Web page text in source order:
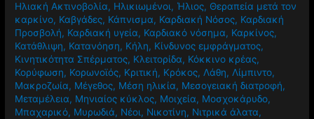
Ηλιακή Ακτινοβολία, Ηλικιωμένοι, Ήλιος, Θεραπεία μετά τον
καρκίνο, Καβγάδες, Κάπνισμα, Καρδιακή Νόσος, Καρδιακή
Προσβολή, Καρδιακή υγεία, Καρδιακό νόσημα, Καρκίνος,
Κατάθλιψη, Κατανόηση, Κήλη, Κίνδυνος εμφράγματος,
Κινητικότητα Σπέρματος, Κλειτορίδα, Κόκκινο κρέας,
Κορύφωση, Κορωνοϊός, Κριτική, Κρόκος,Λάθη,Λίμπιντο,
Μακροζωία, Μέγεθος, Μέση ηλικία, Μεσογειακή διατροφή,
Μεταμέλεια, Μηνιαίος κύκλος, Μοιχεία, Μοσχοκάρυδο,
Μπαχαρικό, Μυρωδιά, Νέοι, Νικοτίνη, Νιτρικά άλατα,